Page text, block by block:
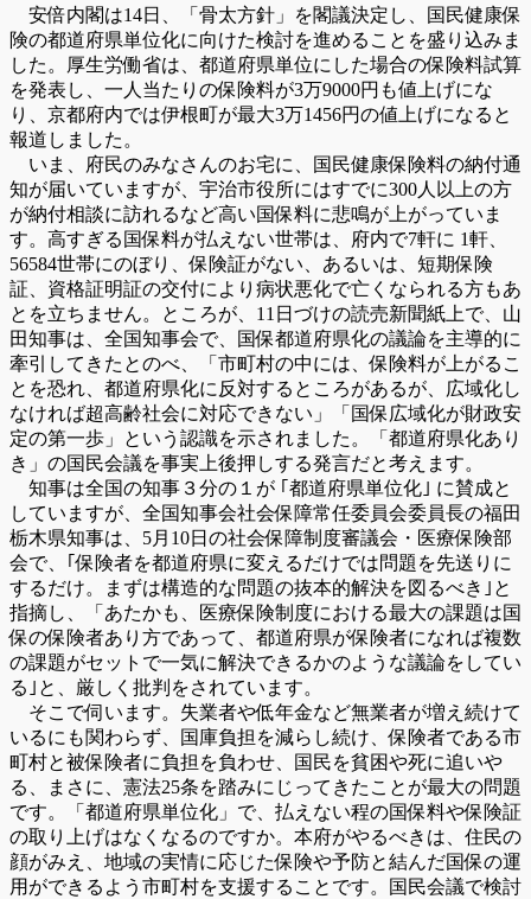
安倍内閣は14日、「骨太方針」を閣議決定し、国民健康保
険の都道府県単位化に向けた検討を進めることを盛り込みま
した。厚生労働省は、都道府県単位にした場合の保険料試算
を発表し、一人当たりの保険料が3万9000円も値上げにな
り、京都府内では伊根町が最大3万1456円の値上げになると
報道しました。
いま、府民のみなさんのお宅に、国民健康保険料の納付通
知が届いていますが、宇治市役所にはすでに300人以上の方
が納付相談に訪れるなど高い国保料に悲鳴が上がっていま
す。高すぎる国保料が払えない世帯は、府内で7軒に 1軒、
56584世帯にのぼり、保険証がない、あるいは、短期保険
証、資格証明証の交付により病状悪化で亡くなられる方もあ
とを立ちません。ところが、11日づけの読売新聞紙上で、山
田知事は、全国知事会で、国保都道府県化の議論を主導的に
牽引してきたとのべ、「市町村の中には、保険料が上がるこ
とを恐れ、都道府県化に反対するところがあるが、広域化し
なければ超高齢社会に対応できない」「国保広域化が財政安
定の第一歩」という認識を示されました。「都道府県化あり
き」の国民会議を事実上後押しする発言だと考えます。
知事は全国の知事３分の１が ｢都道府県単位化｣ に賛成と
していますが、全国知事会社会保障常任委員会委員長の福田
栃木県知事は、5月10日の社会保障制度審議会・医療保険部
会で、｢保険者を都道府県に変えるだけでは問題を先送りに
するだけ。まずは構造的な問題の抜本的解決を図るべき｣と
指摘し、「あたかも、医療保険制度における最大の課題は国
保の保険者あり方であって、都道府県が保険者になれば複数
の課題がセットで一気に解決できるかのような議論をしてい
る｣と、厳しく批判をされています。
そこで伺います。失業者や低年金など無業者が増え続けて
いるにも関わらず、国庫負担を減らし続け、保険者である市
町村と被保険者に負担を負わせ、国民を貧困や死に追いや
る、まさに、憲法25条を踏みにじってきたことが最大の問題
です。「都道府県単位化」で、払えない程の国保料や保険証
の取り上げはなくなるのですか。本府がやるべきは、住民の
顔がみえ、地域の実情に応じた保険や予防と結んだ国保の運
用ができるよう市町村を支援することです。国民会議で検討